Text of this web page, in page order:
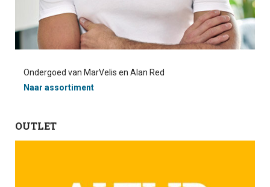
Ondergoed van MarVelis en Alan Red
Naar assortiment
OUTLET